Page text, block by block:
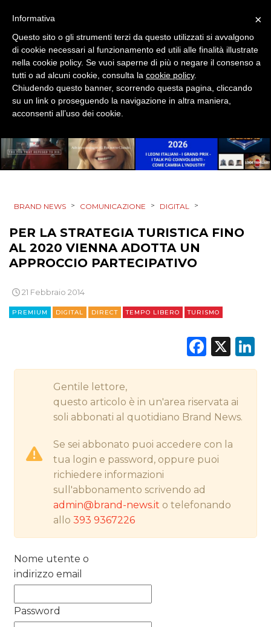
DESIGN
EVENTI
MOBILE
PUNTI VENDITA
CSR
STRATEGIE
EDITORIA
ESTERNA
RADIO / AUDIO
DATI
RICERCHE
PREVISIONI/SCENARI
BRAND NEWS > COMUNICAZIONE > DIGITAL >
PER LA STRATEGIA TURISTICA FINO
AL 2020 VIENNA ADOTTA UN
APPROCCIO PARTECIPATIVO
21 Febbraio 2014
PREMIUM DIGITAL DIRECT TEMPO LIBERO TURISMO
X
Gentile lettore,
questo articolo è in un'area riservata ai
soli abbonati al quotidiano Brand News.
Se sei abbonato puoi accedere con la
tua login e password, oppure puoi
richiedere informazioni
sull'abbonamento scrivendo ad
admin@brand-news.it o telefonando
allo393 9367226
Nome utente o
indirizzo email
Password
×
Informativa
Questo sito o gli strumenti terzi da questo utilizzati si avvalgono
di cookie necessari al funzionamento ed utili alle finalità illustrate
nella cookie policy. Se vuoi saperne di più o negare il consenso a
tutti o ad alcuni cookie, consulta la cookie policy.
Chiudendo questo banner, scorrendo questa pagina, cliccando
su un link o proseguendo la navigazione in altra maniera,
acconsenti all’uso dei cookie.